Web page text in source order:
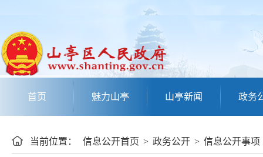
首页 魅力山亭 山亭新闻 政务
当前位置： 信息公开首页 > 政务公开 > 信息公开事项